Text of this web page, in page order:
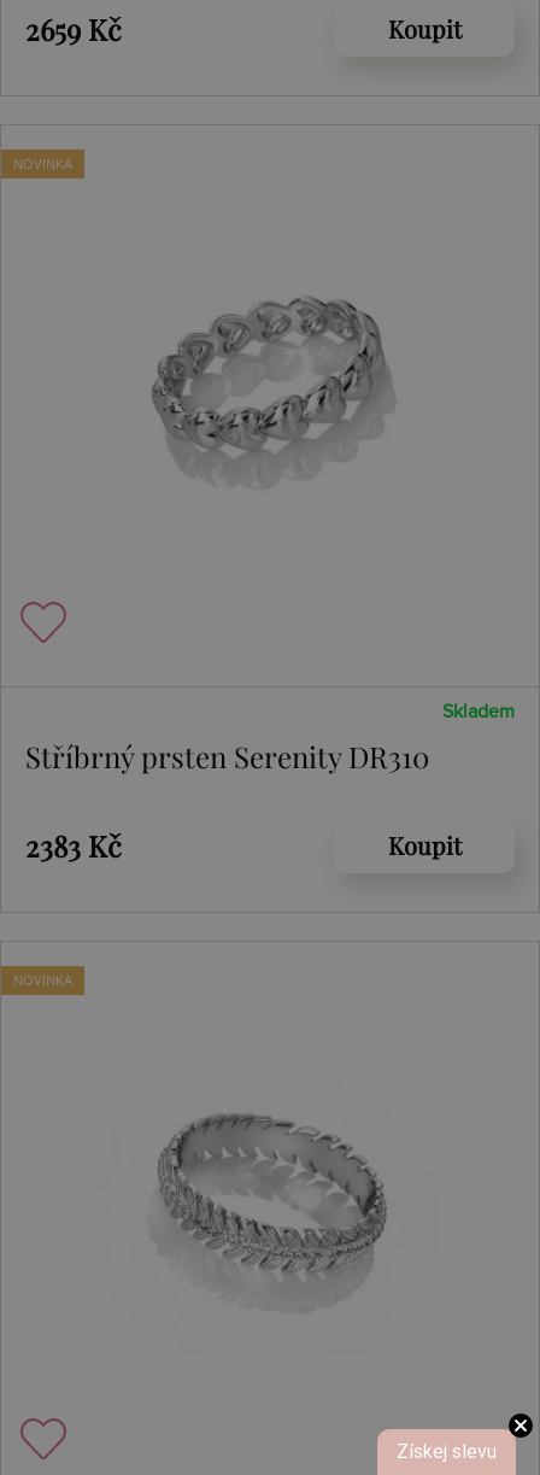
2659 Kč
Koupit
NOVINKA
Skladem
Stříbrný prsten Serenity DR310
2383 Kč Koupit
NOVINKA
Získej slevu